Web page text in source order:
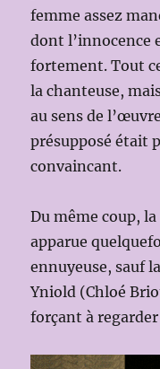
femme assez
dont l’innocence
fortement. Tout
la chanteuse,
au sens de
présupposé était
convaincant.
Du même coup,
apparue
ennuyeuse, sauf
Yniold (Chloé
forçant à